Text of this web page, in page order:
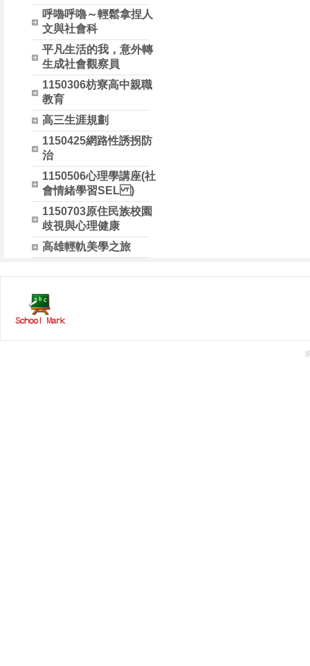
呼嚕呼嚕～輕鬆拿捏人
文與社會科
平凡生活的我，意外轉
生成社會觀察員
1150306枋寮高中親職
教育
高三生涯規劃
1150425網路性誘拐防
治
1150506心理學講座(社
會情緒學習SEL )
1150703原住民族校園
歧視與心理健康
高雄輕軌美學之旅